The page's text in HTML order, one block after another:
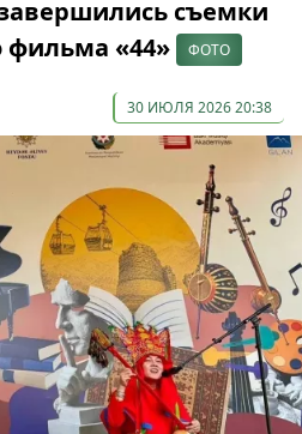
съемки
фильма «44»
ФОТО
30 ИЮЛЯ 2026 20:38